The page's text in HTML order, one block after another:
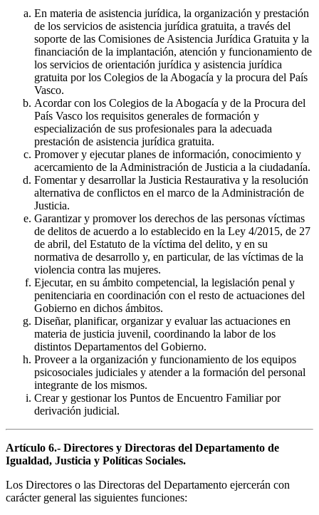
En materia de asistencia jurídica, la organización y prestación
de los servicios de asistencia jurídica gratuita, a través del
soporte de las Comisiones de Asistencia Jurídica Gratuita y la
financiación de la implantación, atención y funcionamiento de
los servicios de orientación jurídica y asistencia jurídica
gratuita por los Colegios de la Abogacía y la procura del País
Vasco.
Acordar con los Colegios de la Abogacía y de la Procura del
País Vasco los requisitos generales de formación y
especialización de sus profesionales para la adecuada
prestación de asistencia jurídica gratuita.
Promover y ejecutar planes de información, conocimiento y
acercamiento de la Administración de Justicia a la ciudadanía.
Fomentar y desarrollar la Justicia Restaurativa y la resolución
alternativa de conflictos en el marco de la Administración de
Justicia.
Garantizar y promover los derechos de las personas víctimas
de delitos de acuerdo a lo establecido en la Ley 4/2015, de 27
de abril, del Estatuto de la víctima del delito, y en su
normativa de desarrollo y, en particular, de las víctimas de la
violencia contra las mujeres.
Ejecutar, en su ámbito competencial, la legislación penal y
penitenciaria en coordinación con el resto de actuaciones del
Gobierno en dichos ámbitos.
Diseñar, planificar, organizar y evaluar las actuaciones en
materia de justicia juvenil, coordinando la labor de los
distintos Departamentos del Gobierno.
Proveer a la organización y funcionamiento de los equipos
psicosociales judiciales y atender a la formación del personal
integrante de los mismos.
Crear y gestionar los Puntos de Encuentro Familiar por
derivación judicial.
Artículo 6.- Directores y Directoras del Departamento de
Igualdad, Justicia y Políticas Sociales.
Los Directores o las Directoras del Departamento ejercerán con
carácter general las siguientes funciones: